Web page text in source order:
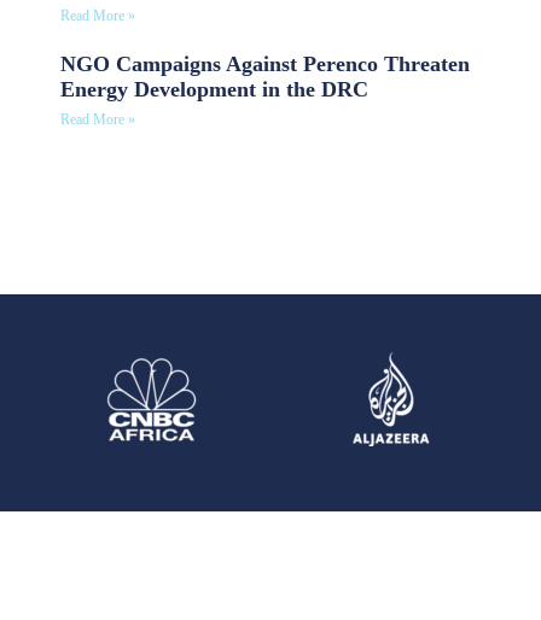
Read More »
NGO Campaigns Against Perenco Threaten
Energy Development in the DRC
Read More »